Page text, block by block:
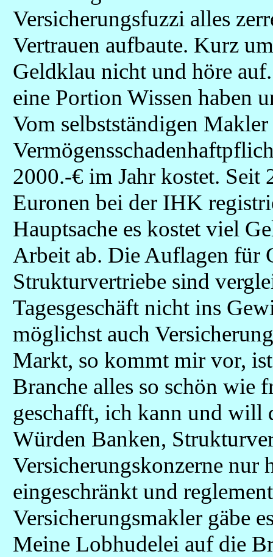
Versicherungsfuzzi alles
Vertrauen aufbaute. Kurz
Geldklau nicht und höre
eine Portion Wissen haben
Vom selbstständigen
2000.-€ im Jahr kostet. Seit
Euronen bei der IHK
Hauptsache es kostet viel
Arbeit ab. Die Auflagen für
Strukturvertriebe sind
Tagesgeschäft nicht ins
möglichst auch
Markt, so kommt mir vor,
Branche alles so schön wie
geschafft, ich kann und will
Würden Banken,
Versicherungskonzerne
eingeschränkt und
Versicherungsmakler gäbe
Meine Lobhudelei auf die